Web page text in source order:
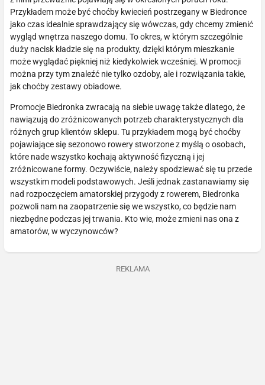
Przykładem może być choćby kwiecień postrzegany w Biedronce
jako czas idealnie sprawdzający się wówczas, gdy chcemy zmienić
wygląd wnętrza naszego domu. To okres, w którym szczególnie
duży nacisk kładzie się na produkty, dzięki którym mieszkanie
może wyglądać piękniej niż kiedykolwiek wcześniej. W promocji
można przy tym znaleźć nie tylko ozdoby, ale i rozwiązania takie,
jak choćby zestawy obiadowe.
Promocje Biedronka zwracają na siebie uwagę także dlatego, że
nawiązują do zróżnicowanych potrzeb charakterystycznych dla
różnych grup klientów sklepu. Tu przykładem mogą być choćby
pojawiające się sezonowo rowery stworzone z myślą o osobach,
które nade wszystko kochają aktywność fizyczną i jej
zróżnicowane formy. Oczywiście, należy spodziewać się tu przede
wszystkim modeli podstawowych. Jeśli jednak zastanawiamy się
nad rozpoczęciem amatorskiej przygody z rowerem, Biedronka
pozwoli nam na zaopatrzenie się we wszystko, co będzie nam
niezbędne podczas jej trwania. Kto wie, może zmieni nas ona z
amatorów, w wyczynowców?
REKLAMA